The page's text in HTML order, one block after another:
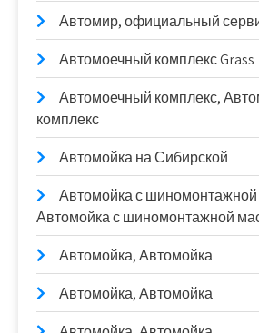
Автомир, официальный
Автомоечный комплекс Grass
Автомоечный комплекс,
комплекс
Автомойка на Сибирской
Автомойка с шиномонтажной
Автомойка с шиномонтажной
Автомойка, Автомойка
Автомойка, Автомойка